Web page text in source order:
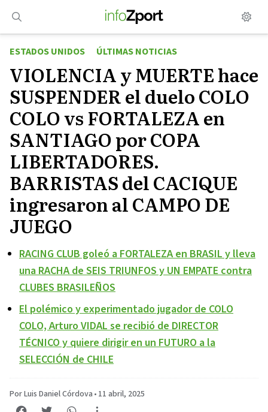
contenido
ESTADOS UNIDOS
ÚLTIMAS NOTICIAS
VIOLENCIA y MUERTE hace
SUSPENDER el duelo COLO
COLO vs FORTALEZA en
SANTIAGO por COPA
LIBERTADORES.
BARRISTAS del CACIQUE
ingresaron al CAMPO DE
JUEGO
RACING CLUB goleó a FORTALEZA en BRASIL y lleva
una RACHA de SEIS TRIUNFOS y UN EMPATE contra
CLUBES BRASILEÑOS
El polémico y experimentado jugador de COLO
COLO, Arturo VIDAL se recibió de DIRECTOR
TÉCNICO y quiere dirigir en un FUTURO a la
SELECCIÓN de CHILE
Por Luis Daniel Córdova • 11 abril, 2025